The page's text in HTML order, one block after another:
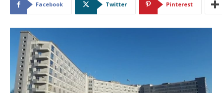
Facebook Twitter Pinterest